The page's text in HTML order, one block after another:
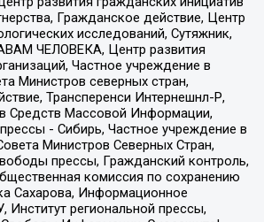
Гражданское действие, Центр
исследований, Сутяжник,
ЧЕЛОВЕКА, Центр развития
Частное учреждение в
Министров северных стран,
Трансперенси Интернешнл-Р,
Средств Массовой Информации,
- Сибирь, Частное учреждение в
Министров Северных Стран,
прессы, Гражданский контроль,
комиссия по сохранению
Сахарова, Информационное
Институт региональной прессы,